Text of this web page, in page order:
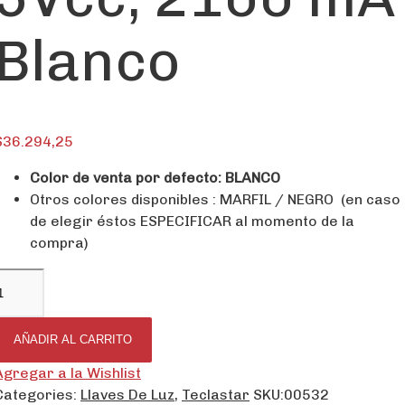
36.294,25
Color de venta por defecto: BLANCO
Otros colores disponibles : MARFIL / NEGRO (en caso
de elegir éstos ESPECIFICAR al momento de la
compra)
AÑADIR AL CARRITO
a la Wishlist
Llaves De Luz, Teclastar SKU:00532